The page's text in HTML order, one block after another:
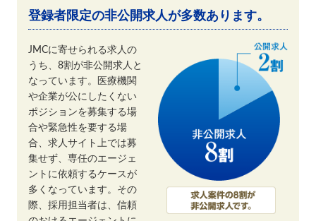
登録者限定の非公開求人が多数あります。
JMCに寄せられる求人の
うち、8割が非公開求人と
なっています。医療機関
や企業が公にしたくない
ポジションを募集する場
合や緊急性を要する場
合、求人サイト上では募
集せず、専任のエージェ
ントに依頼するケースが
多くなっています。その
際、採用担当者は、信頼